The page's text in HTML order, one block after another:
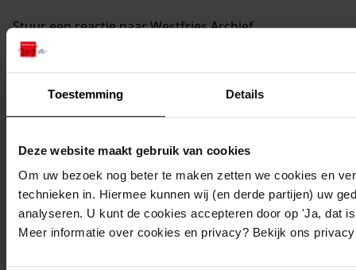
Toestemming Details
Deze website maakt gebruik van cookies
Om uw bezoek nog beter te maken zetten we cookies en
technieken in. Hiermee kunnen wij (en derde partijen) uw
analyseren. U kunt de cookies accepteren door op 'Ja, dat
Meer informatie over cookies en privacy? Bekijk ons
Stuur een reactie naar Westfries Archief
Delen